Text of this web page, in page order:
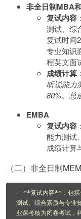
非全日制MBA
复试内容
测试、综
复试时间
专业知识
程英文面
成绩计算
听说能力
80%。总
EMBA
复试内容
能力测试
成绩计算
（二）非全日制
- ​**复试内容**：包括
测试、综合素质与专业
业课考核为闭卷考试，